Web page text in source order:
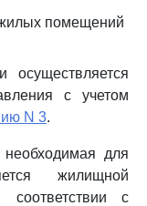
помещений
осуществляется
с учетом
N 3.
для
жилищной
с